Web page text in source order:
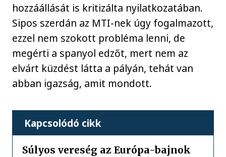
hozzáállását is kritizálta nyilatkozatában.
Sipos szerdán az MTI-nek úgy fogalmazott,
ezzel nem szokott probléma lenni, de
megérti a spanyol edzőt, mert nem az
elvárt küzdést látta a pályán, tehát van
abban igazság, amit mondott.
Kapcsolódó cikk
Súlyos vereség az Európa-bajnok